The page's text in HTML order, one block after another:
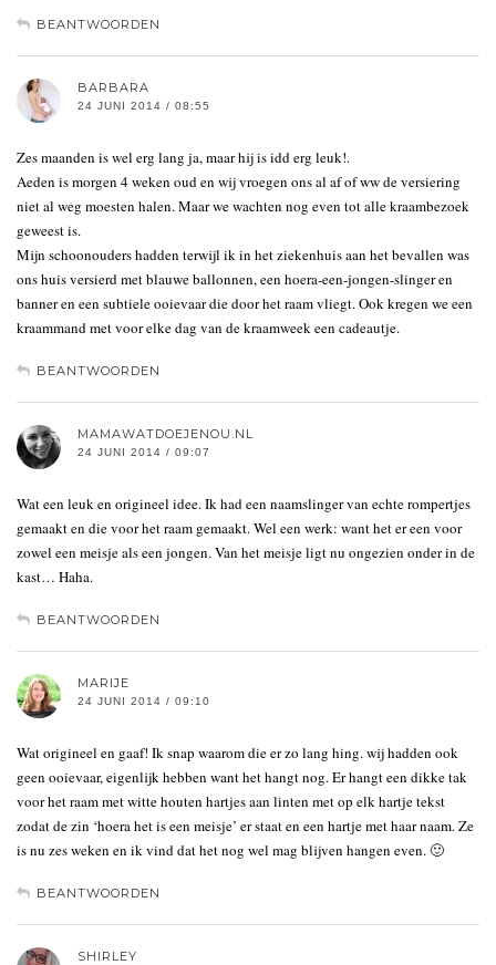
BEANTWOORDEN
BARBARA
24 JUNI 2014 / 08:55
Zes maanden is wel erg lang ja, maar hij is idd erg leuk!.
Aeden is morgen 4 weken oud en wij vroegen ons al af of ww de versiering
niet al weg moesten halen. Maar we wachten nog even tot alle kraambezoek
geweest is.
Mijn schoonouders hadden terwijl ik in het ziekenhuis aan het bevallen was
ons huis versierd met blauwe ballonnen, een hoera-een-jongen-slinger en
banner en een subtiele ooievaar die door het raam vliegt. Ook kregen we een
kraammand met voor elke dag van de kraamweek een cadeautje.
BEANTWOORDEN
MAMAWATDOEJENOU.NL
24 JUNI 2014 / 09:07
Wat een leuk en origineel idee. Ik had een naamslinger van echte rompertjes
gemaakt en die voor het raam gemaakt. Wel een werk: want het er een voor
zowel een meisje als een jongen. Van het meisje ligt nu ongezien onder in de
kast… Haha.
BEANTWOORDEN
MARIJE
24 JUNI 2014 / 09:10
Wat origineel en gaaf! Ik snap waarom die er zo lang hing. wij hadden ook
geen ooievaar, eigenlijk hebben want het hangt nog. Er hangt een dikke tak
voor het raam met witte houten hartjes aan linten met op elk hartje tekst
zodat de zin ‘hoera het is een meisje’ er staat en een hartje met haar naam. Ze
is nu zes weken en ik vind dat het nog wel mag blijven hangen even. 🙂
BEANTWOORDEN
SHIRLEY